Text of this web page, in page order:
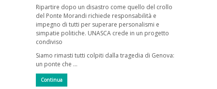
Ripartire dopo un disastro come quello del crollo
del Ponte Morandi richiede responsabilità e
impegno di tutti per superare personalismi e
simpatie politiche. UNASCA crede in un progetto
condiviso
Siamo rimasti tutti colpiti dalla tragedia di Genova:
un ponte che …
Continua